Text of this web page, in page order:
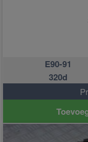
E90-91
320d